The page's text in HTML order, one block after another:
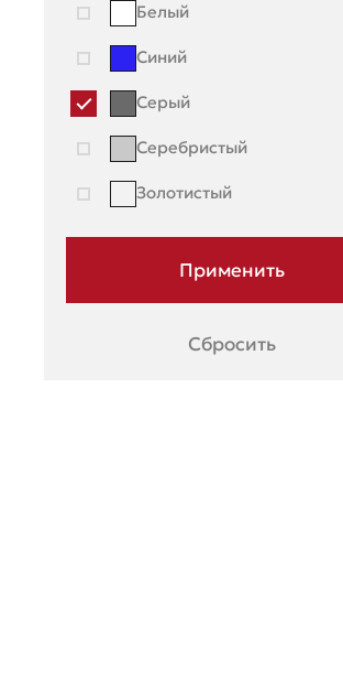
Seat
Skoda
Ssang Young
Subaru
Suzuki
Toyota
Белый
Синий
Серый
Серебристый
Золотистый
Сбросить